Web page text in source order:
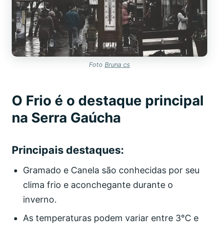
Foto Bruna cs
O Frio é o destaque principal
na Serra Gaúcha
Principais destaques:
Gramado e Canela são conhecidas por seu
clima frio e aconchegante durante o
inverno.
As temperaturas podem variar entre 3°C e